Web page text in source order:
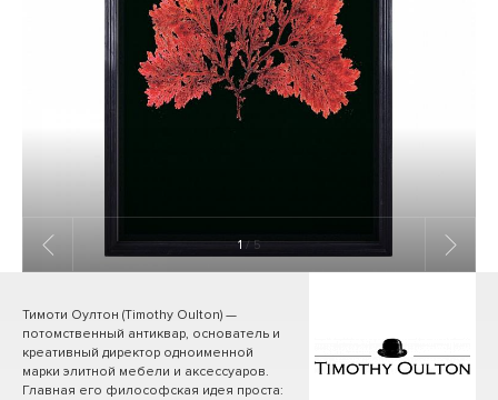
1/ 5
Тимоти Оултон (Timothy Oulton) —
потомственный антиквар, основатель и
креативный директор одноименной
марки элитной мебели и аксессуаров.
Главная его философская идея проста: